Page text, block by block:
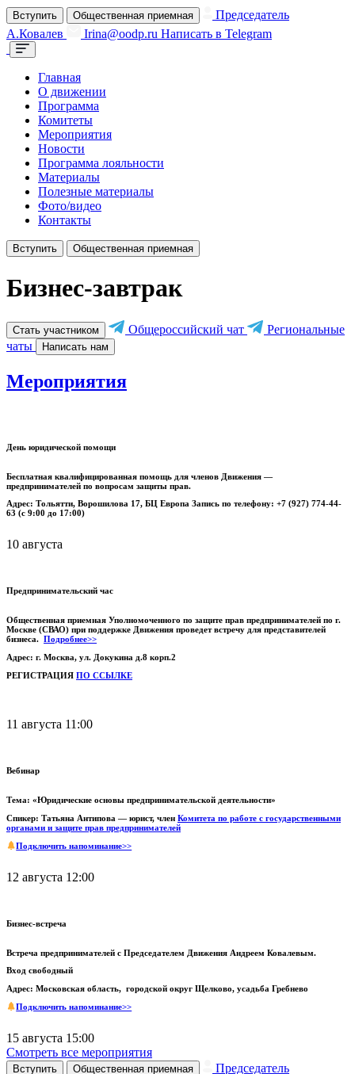
Вступить Общественная приемная
Председатель
А.Ковалев
Irina@oodp.ru Написать в Telegram
Главная
О движении
Программа
Комитеты
Мероприятия
Новости
Программа лояльности
Материалы
Полезные материалы
Фото/видео
Контакты
Вступить Общественная приемная
Бизнес-завтрак
Стать участником Общероссийский чат
Региональные
чаты
Написать нам
Мероприятия
День юридической помощи
Бесплатная квалифицированная помощь для членов Движения —
предпринимателей по вопросам защиты прав.
Адрес: Тольятти, Ворошилова 17, БЦ Европа Запись по телефону: +7 (927) 774-44-
63 (с 9:00 до 17:00)
10 августа
Предпринимательский час
Общественная приемная Уполномоченного по защите прав предпринимателей по г.
Москве (СВАО) при поддержке Движения проведет встречу для представителей
бизнеса. Подробнее>>
Адрес: г. Москва, ул. Докукина д.8 корп.2
РЕГИСТРАЦИЯ ПО ССЫЛКЕ
11 августа 11:00
Вебинар
Тема: «Юридические основы предпринимательской деятельности»
Спикер: Татьяна Антипова — юрист, член Комитета по работе с государственными
органами и защите прав предпринимателей
Подключить напоминание>>
12 августа 12:00
Бизнес-встреча
Встреча предпринимателей с Председателем Движения Андреем Ковалевым.
Вход свободный
Адрес: Московская область, городской округ Щелково, усадьба Гребнево
Подключить напоминание>>
15 августа 15:00
Смотреть все мероприятия
Вступить Общественная приемная
Председатель